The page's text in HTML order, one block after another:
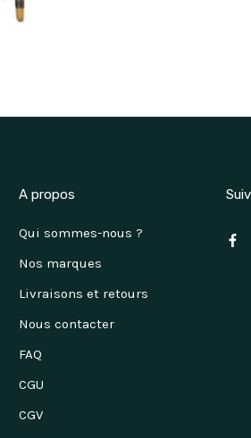
A propos
Qui sommes-nous ?
Nos marques
Livraisons et retours
Nous contacter
FAQ
CGU
CGV